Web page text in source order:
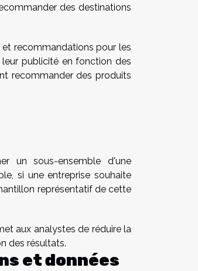
des destinations
recommandations pour les
publicité en fonction des
recommander des produits
un sous-ensemble d'une
si une entreprise souhaite
représentatif de cette
aux analystes de réduire la
des résultats.
et données